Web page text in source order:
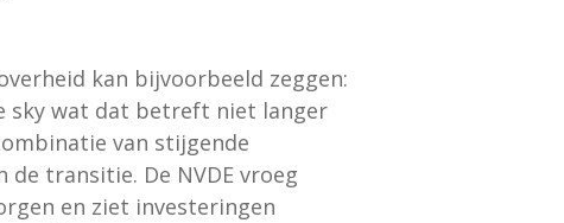
kan bijvoorbeeld zeggen:
sky wat dat betreft niet langer
van stijgende
transitie. De NVDE vroeg
en ziet investeringen